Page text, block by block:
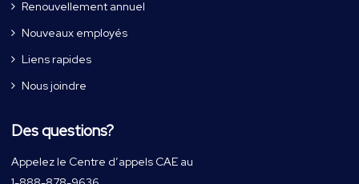
Renouvellement annuel
Nouveaux employés
Liens rapides
Nous joindre
Des questions?
Appelez le Centre d’appels CAE au